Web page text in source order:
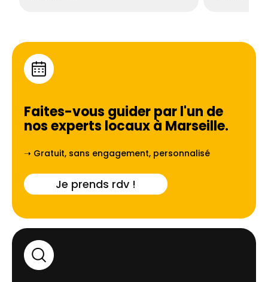
Faites-vous guider par l'un de
nos experts locaux à Marseille.
➝ Gratuit, sans engagement, personnalisé
Je prends rdv !